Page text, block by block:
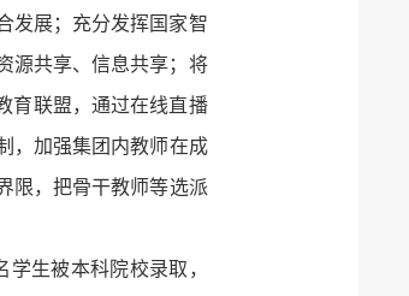
发展；充分发挥国家智
源共享、信息共享；将
育联盟，通过在线直播
，加强集团内教师在成
限，把骨干教师等选派
生被本科院校录取，